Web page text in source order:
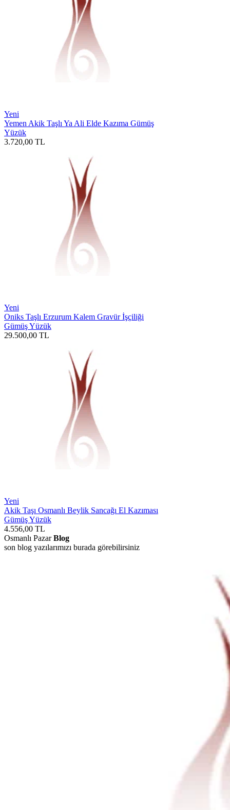
Yeni
Yemen Akik Taşlı Ya Ali Elde Kazıma Gümüş
Yüzük
3.720,00 TL
Yeni
Oniks Taşlı Erzurum Kalem Gravür İşçiliği
Gümüş Yüzük
29.500,00 TL
Yeni
Akik Taşı Osmanlı Beylik Sancağı El Kazıması
Gümüş Yüzük
4.556,00 TL
Osmanlı PazarBlog
son blog yazılarımızı burada görebilirsiniz